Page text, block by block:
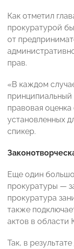
Как отметил
прокуратурой
от
прав.
«В каждом
правовая
установленных
спикер.
Еще один
прокуратуры —
прокуратура
также
актов в области
Так, в